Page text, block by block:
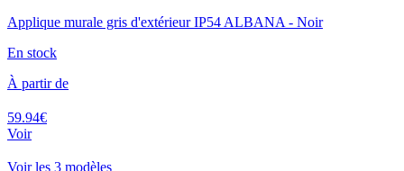
Applique murale gris d'extérieur IP54 ALBANA - Noir
En stock
À partir de
59.94€
Voir
Voir les 3 modèles